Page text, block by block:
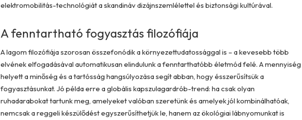
elektromobilitás-technológiát a skandináv dizájnszemlélettel és biztonsági kultúrával.
A fenntartható fogyasztás filozófiája
A lagom filozófiája szorosan összefonódik a környezettudatossággal is – a kevesebb több
elvének elfogadásával automatikusan elindulunk a fenntarthatóbb életmód felé. A mennyiség
helyett a minőség és a tartósság hangsúlyozása segít abban, hogy ésszerűsítsük a
fogyasztásunkat. Jó példa erre a globális kapszulagardrób-trend: ha csak olyan
ruhadarabokat tartunk meg, amelyeket valóban szeretünk és amelyek jól kombinálhatóak,
nemcsak a reggeli készülődést egyszerűsíthetjük le, hanem az ökológiai lábnyomunkat is